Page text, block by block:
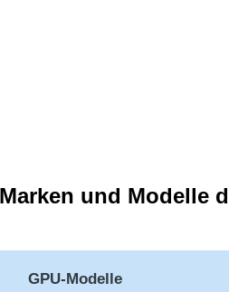
und Modelle
GPU-Modelle